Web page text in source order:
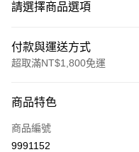
請選擇商品選項
付款與運送方式
超取滿NT$1,800免運
信用卡一次付款
超商取貨付款
商品特色
商品編號
9991152